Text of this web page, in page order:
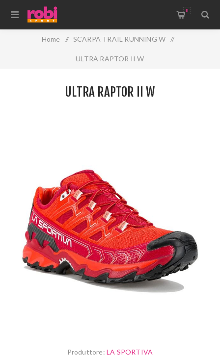
0
Home / SCARPA TRAIL RUNNING W /
ULTRA RAPTOR II W
ULTRA RAPTOR II W
Produttore: LA SPORTIVA